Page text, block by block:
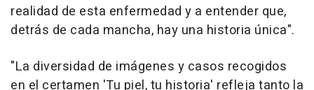
realidad de esta enfermedad y a entender que,
detrás de cada mancha, hay una historia única".
"La diversidad de imágenes y casos recogidos
en el certamen 'Tu piel, tu historia' refleja tanto la